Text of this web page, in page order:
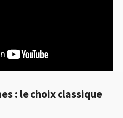
: le choix classique